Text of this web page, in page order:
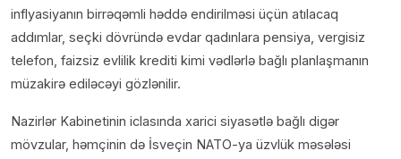
inflyasiyanın birrəqəmli həddə endirilməsi üçün atılacaq
addımlar, seçki dövründə evdar qadınlara pensiya, vergisiz
telefon, faizsiz evlilik krediti kimi vədlərlə bağlı planlaşmanın
müzakirə ediləcəyi gözlənilir.
Nazirlər Kabinetinin iclasında xarici siyasətlə bağlı digər
mövzular, həmçinin də İsveçin NATO-ya üzvlük məsələsi